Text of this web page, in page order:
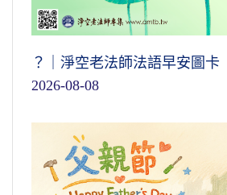
？｜淨空老法師法語早安圖卡
2026-08-08